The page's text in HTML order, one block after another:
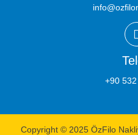
+90
Copyright © 2025 ÖzFilo